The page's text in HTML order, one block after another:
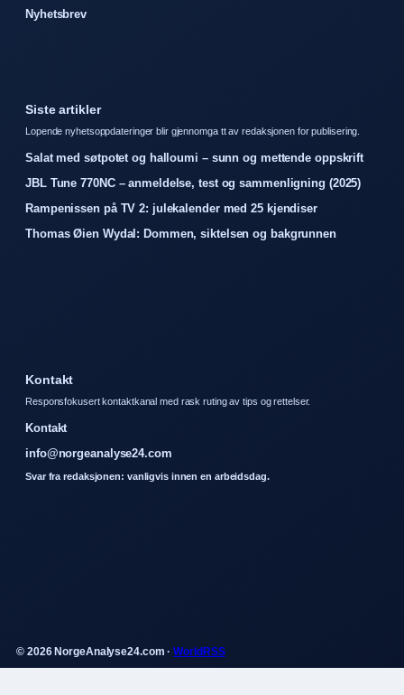
Nyhetsbrev
Siste artikler
Lopende nyhetsoppdateringer blir gjennomga tt av redaksjonen for publisering.
Salat med søtpotet og halloumi – sunn og mettende oppskrift
JBL Tune 770NC – anmeldelse, test og sammenligning (2025)
Rampenissen på TV 2: julekalender med 25 kjendiser
Thomas Øien Wydal: Dommen, siktelsen og bakgrunnen
Kontakt
Responsfokusert kontaktkanal med rask ruting av tips og rettelser.
Kontakt
info@norgeanalyse24.com
Svar fra redaksjonen: vanligvis innen en arbeidsdag.
© 2026 NorgeAnalyse24.com ·WorldRSS